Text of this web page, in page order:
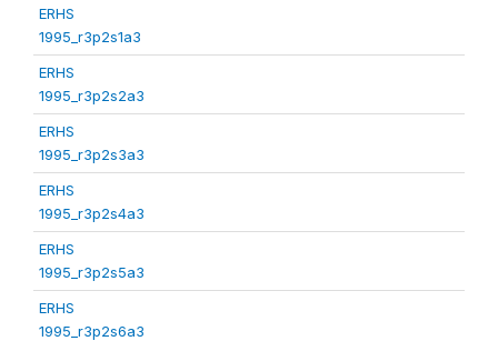
ERHS
1995_r3p2s1a3
ERHS
1995_r3p2s2a3
ERHS
1995_r3p2s3a3
ERHS
1995_r3p2s4a3
ERHS
1995_r3p2s5a3
ERHS
1995_r3p2s6a3